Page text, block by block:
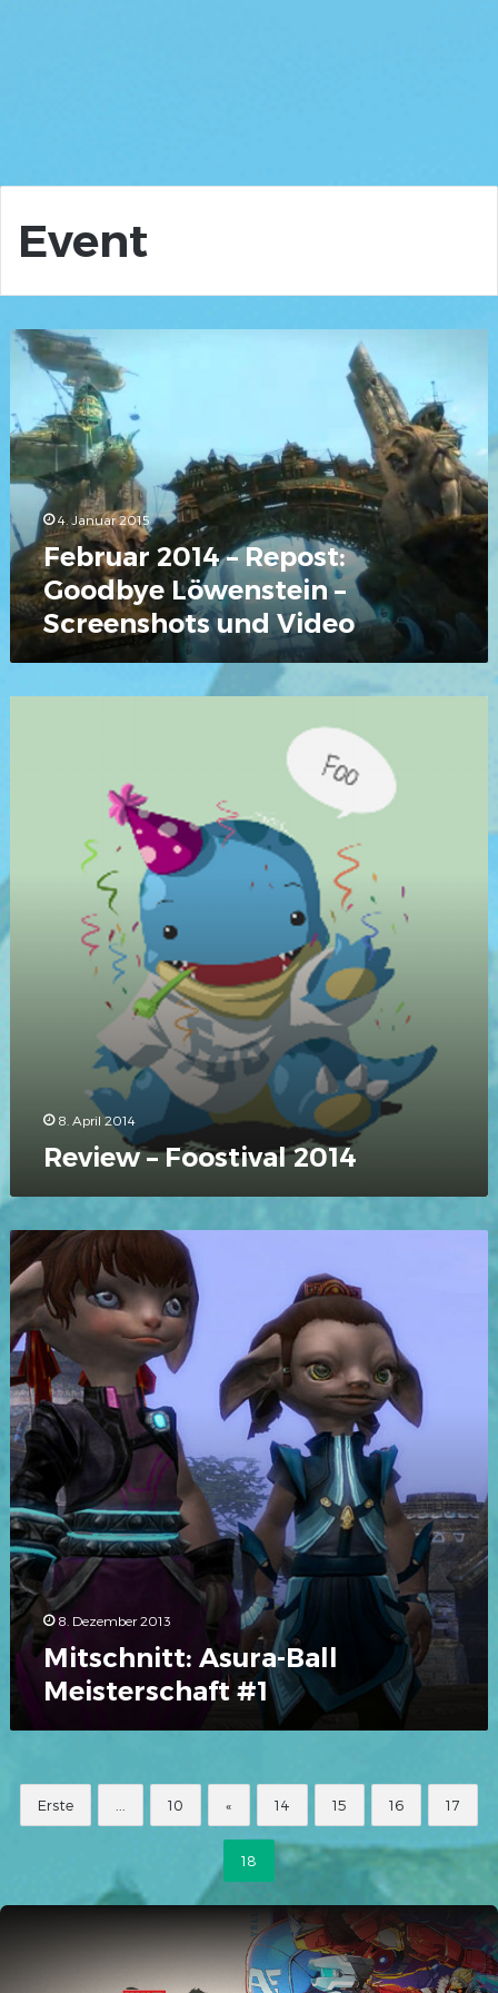
Event
Februar
2014
Repost:
Goodbye
Löwenstein
–
Screenshots
und
Video
4. Januar 2015
Februar 2014 – Repost:
Goodbye Löwenstein –
Screenshots und Video
8. April 2014
Review – Foostival 2014
Mitschnitt:
Asura-
Ball
Meisterschaft
#1
8. Dezember 2013
Mitschnitt: Asura-Ball
Meisterschaft #1
Erste 10 « 14 15 16 17
18